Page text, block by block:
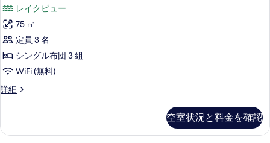
す
る
の
す
べ
て
の
写
を
レイクビュー
75 ㎡
定員 3 名
シングル布団 3 組
WiFi (無料)
詳細
浅
細
空室状況と料金を確認